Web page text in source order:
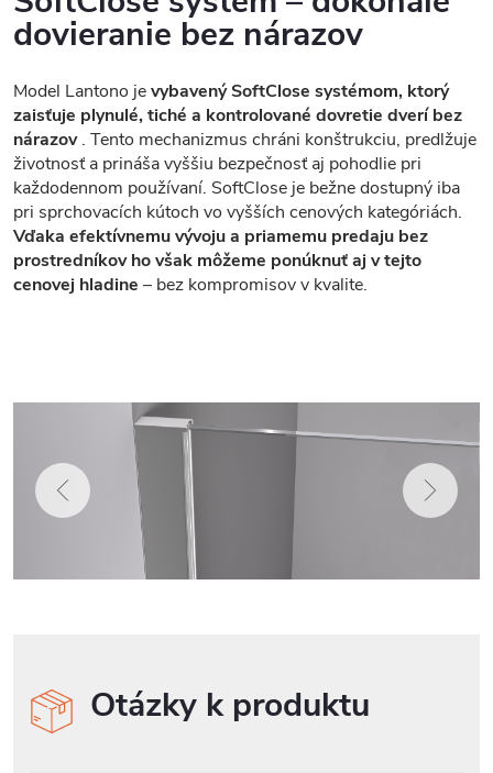
dovieranie bez nárazov
Model Lantono jevybavený SoftClose systémom, ktorý
zaisťuje plynulé, tiché a kontrolované dovretie dverí bez
nárazov. Tento mechanizmus chráni konštrukciu, predlžuje
životnosť a prináša vyššiu bezpečnosť aj pohodlie pri
každodennom používaní. SoftClose je bežne dostupný iba
pri sprchovacích kútoch vo vyšších cenových kategóriách.
Vďaka efektívnemu vývoju a priamemu predaju bez
prostredníkov ho však môžeme ponúknuť aj v tejto
cenovej hladine – bez kompromisov v kvalite.
Otázky k produktu